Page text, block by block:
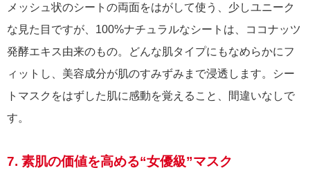
メッシュ状のシートの両面をはがして使う、少しユニーク
な見た目ですが、100%ナチュラルなシートは、ココナッツ
発酵エキス由来のもの。どんな肌タイプにもなめらかにフ
ィットし、美容成分が肌のすみずみまで浸透します。シー
トマスクをはずした肌に感動を覚えること、間違いなしで
す。
7. 素肌の価値を高める“女優級”マスク